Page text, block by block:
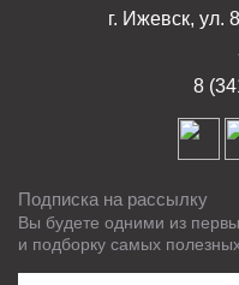
г. Ижевск, ул.
8
Подписка на рассылку
Вы будете одними из
и подборку самых